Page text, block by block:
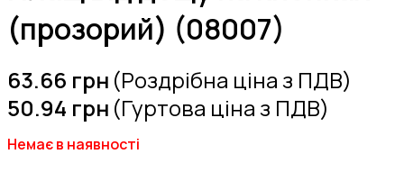
(прозорий) (08007)
63.66 грн (Роздрібна ціна з ПДВ)
50.94 грн (Гуртова ціна з ПДВ)
Немає в наявності